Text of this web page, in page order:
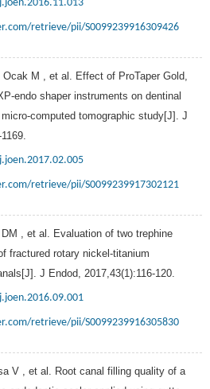
retrieve/pii/S0099239916309426
Ocak M , et al. Effect of ProTaper Gold,
endo shaper instruments on dentinal
computed tomographic study[J]. J
retrieve/pii/S0099239917302121
DM , et al. Evaluation of two trephine
fractured rotary nickel-titanium
J Endod 2017 43(1):116-120.
retrieve/pii/S0099239916305830
V , et al. Root canal filling quality of a